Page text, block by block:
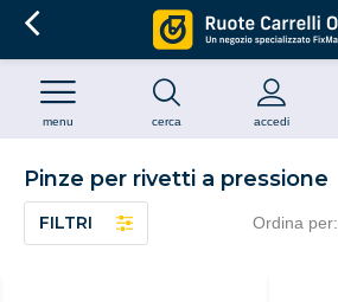
cerca accedi
menu
Pinze per rivetti a pressione
FILTRI Ordina per: